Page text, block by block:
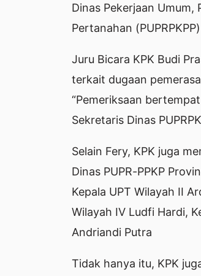
Dinas Pekerjaan Umum,
Pertanahan
Juru Bicara KPK Budi
terkait dugaan
“Pemeriksaan
Sekretaris Dinas
Selain Fery, KPK juga
Dinas PUPR-PPKP
Kepala UPT Wilayah II
Wilayah IV Ludfi Hardi,
Andriandi Putra
Tidak hanya itu, KPK